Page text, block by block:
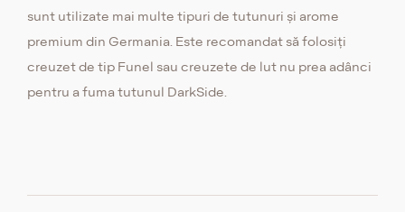
sunt utilizate mai multe tipuri de tutunuri și arome
premium din Germania. Este recomandat să folosiți
creuzet de tip Funel sau creuzete de lut nu prea adânci
pentru a fuma tutunul DarkSide.